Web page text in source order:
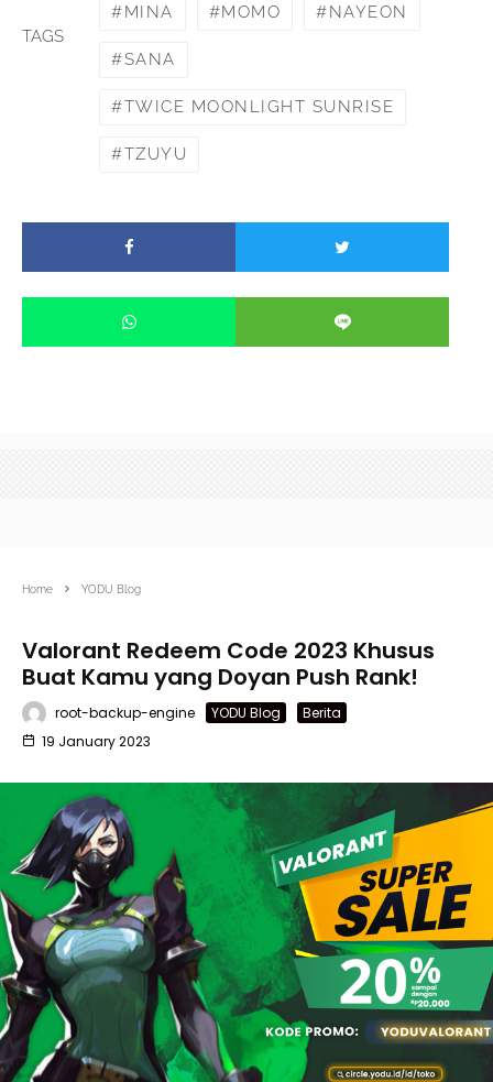
TAGS
MINA MOMO NAYEON
SANA
TWICE MOONLIGHT SUNRISE
TZUYU
Home YODU Blog
Valorant Redeem Code 2023 Khusus
Buat Kamu yang Doyan Push Rank!
root-backup-engine YODU Blog
Berita
19 January 2023